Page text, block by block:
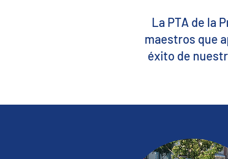
La PTA de la
maestros que
éxito de